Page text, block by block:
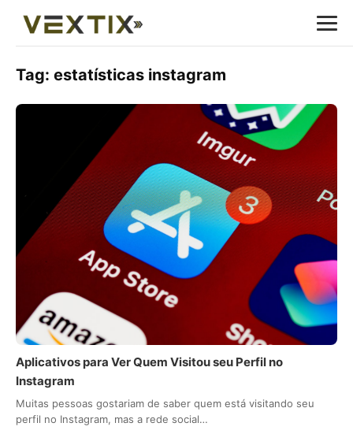
Tag: estatísticas instagram
Aplicativos para Ver Quem Visitou seu Perfil no
Instagram
Muitas pessoas gostariam de saber quem está visitando seu
perfil no Instagram, mas a rede social…